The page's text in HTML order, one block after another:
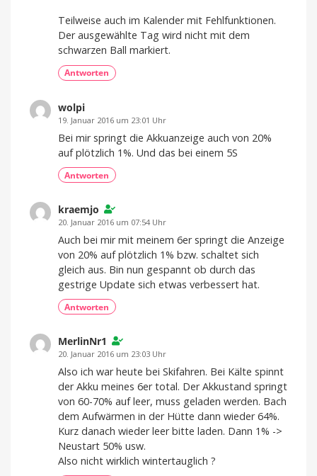
Teilweise auch im Kalender mit Fehlfunktionen.
Der ausgewählte Tag wird nicht mit dem
schwarzen Ball markiert.
Antworten
wolpi
19. Januar 2016 um 23:01 Uhr
Bei mir springt die Akkuanzeige auch von 20%
auf plötzlich 1%. Und das bei einem 5S
Antworten
kraemjo
20. Januar 2016 um 07:54 Uhr
Auch bei mir mit meinem 6er springt die Anzeige
von 20% auf plötzlich 1% bzw. schaltet sich
gleich aus. Bin nun gespannt ob durch das
gestrige Update sich etwas verbessert hat.
Antworten
MerlinNr1
20. Januar 2016 um 23:03 Uhr
Also ich war heute bei Skifahren. Bei Kälte spinnt
der Akku meines 6er total. Der Akkustand springt
von 60-70% auf leer, muss geladen werden. Bach
dem Aufwärmen in der Hütte dann wieder 64%.
Kurz danach wieder leer bitte laden. Dann 1% ->
Neustart 50% usw.
Also nicht wirklich wintertauglich ?